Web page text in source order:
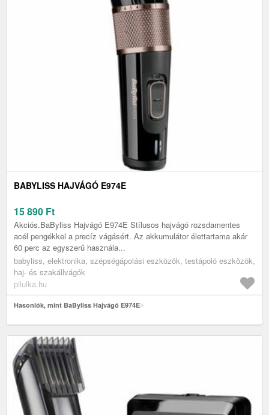
BABYLISS HAJVÁGÓ E974E
15 890 Ft
Akciós.BaByliss Hajvágó E974E Stílusos hajvágó rozsdamentes
acél pengékkel a precíz vágásért. Az akkumulátor élettartama akár
60 perc az egyszerű használa...
babyliss, elektronika, szépségápolási eszközök, testápoló eszközök,
haj- és szakállvágók
pilulka.hu
Hasonlók, mint BaByliss Hajvágó E974E